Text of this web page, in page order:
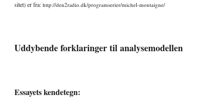
sitet) er fra: http://den2radio.dk/programserier/michel-montaigne/
Uddybende forklaringer til analysemodellen
Essayets kendetegn: